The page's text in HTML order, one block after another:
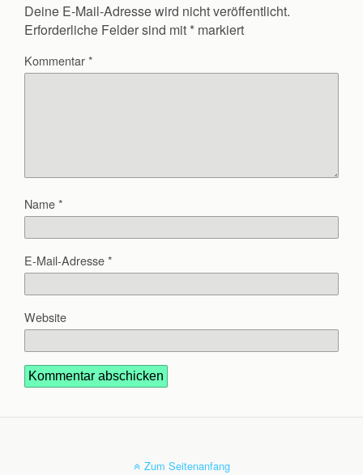
Deine E-Mail-Adresse wird nicht veröffentlicht.
Erforderliche Felder sind mit * markiert
Kommentar*
Name*
E-Mail-Adresse*
Website
Zum Seitenanfang